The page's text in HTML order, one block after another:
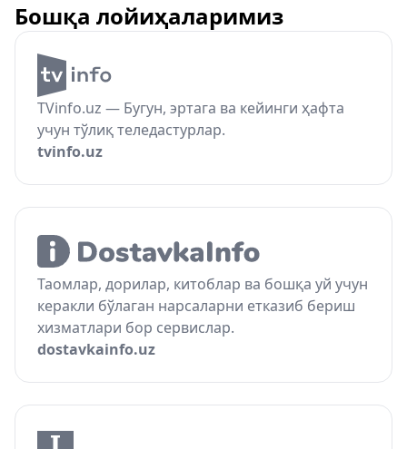
Бошқа лойиҳаларимиз
TVinfo.uz — Бугун, эртага ва кейинги ҳафта
учун тўлиқ теледастурлар.
tvinfo.uz
Таомлар, дорилар, китоблар ва бошқа уй учун
керакли бўлаган нарсаларни етказиб бериш
хизматлари бор сервислар.
dostavkainfo.uz